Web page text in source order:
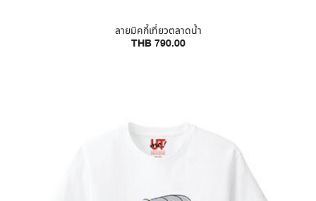
ลายมิคกี้เที่ยวตลาดน้ำ
THB 790.00